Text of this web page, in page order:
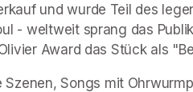
und wurde Teil des
- weltweit sprang das
Award das Stück als
Songs mit